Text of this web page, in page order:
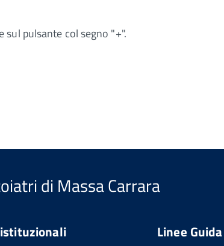
pulsante col segno "+".
di Massa Carrara
Linee Guida